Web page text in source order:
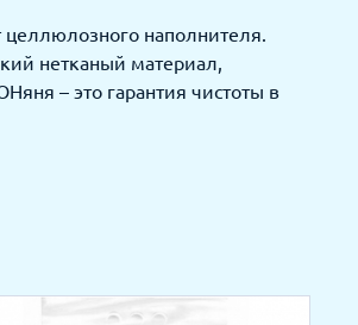
наполнителя.
нетканый материал,
– это гарантия чистоты в